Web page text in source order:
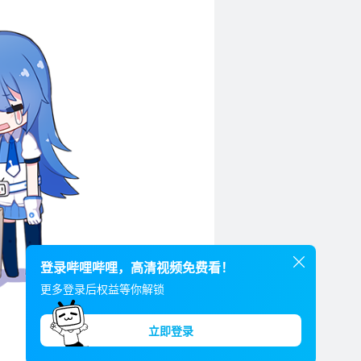
登录哔哩哔哩，高清视频免费看！
更多登录后权益等你解锁
立即登录